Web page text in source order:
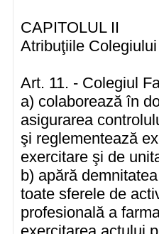
CAPITOLUL II
Atribuţiile
Art. 11. - Colegiul
a) colaborează în
asigurarea
şi reglementează
exercitare şi de
b) apără
toate sferele de
profesională a